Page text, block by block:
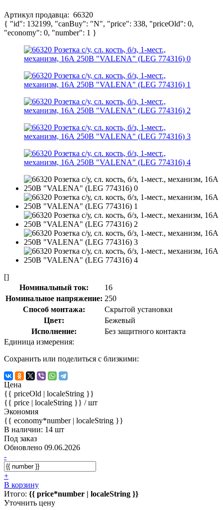
Артикул продавца: 66320
{ "id": 132199, "canBuy": "N", "price": 338, "priceOld": 0,
"economy": 0, "number": 1 }
[]
Номинальный ток:
16
Номинальное напряжение: 250
Способ монтажа:
Скрытой установки
Цвет:
Бежевый
Исполнение:
Без защитного контакта
Единица измерения:
Сохранить или поделиться с близкими:
Цена
{{ priceOld | localeString }}
{{ price | localeString }} / шт
Экономия
{{ economy*number | localeString }}
В наличии: 14 шт
Под заказ
Обновлено 09.06.2026
-
+
В корзину
Итого: {{ price*number | localeString }}
Уточнить цену